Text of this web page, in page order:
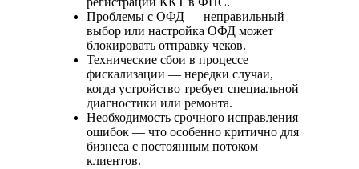
Проблемы с ОФД — неправильный
выбор или настройка ОФД может
блокировать отправку чеков.
Технические сбои в процессе
фискализации — нередки случаи,
когда устройство требует специальной
диагностики или ремонта.
Необходимость срочного исправления
ошибок — что особенно критично для
бизнеса с постоянным потоком
клиентов.